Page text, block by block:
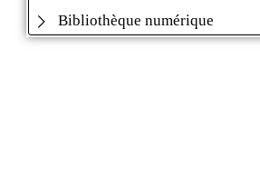
Bibliothèque numérique